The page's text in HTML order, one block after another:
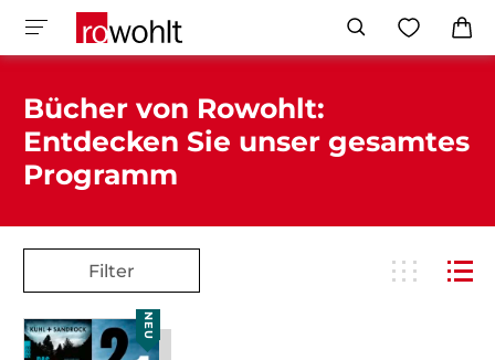
Bücher von Rowohlt:
Entdecken Sie unser gesamtes
Programm
Filter
NEU